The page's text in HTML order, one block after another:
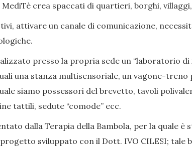
crea spaccati di quartieri, borghi,
attivare un canale di comunicazione,
presso la propria sede un “laboratorio
una stanza multisensoriale, un vagone-
siamo possessori del brevetto, tavoli
tattili, sedute “comode” ecc.
dalla Terapia della Bambola, per la quale
sviluppato con il Dott. IVO CILESI;